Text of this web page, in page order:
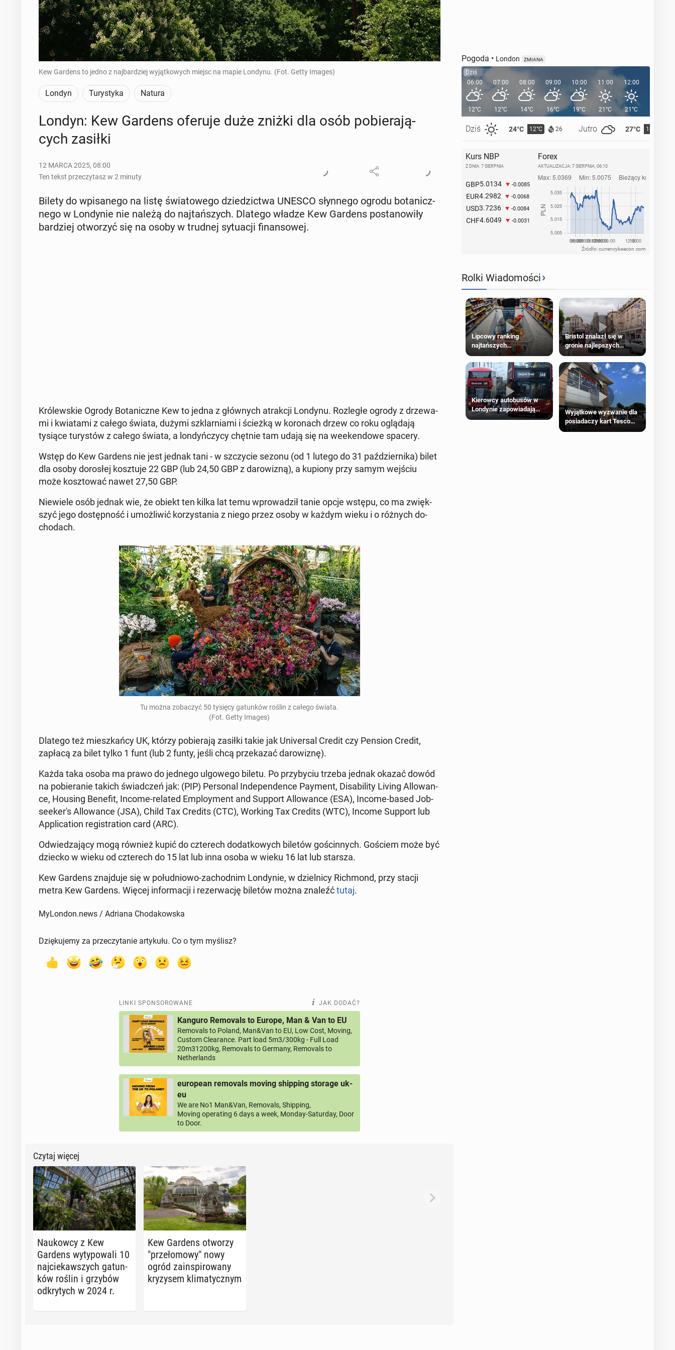
Kew Gardens to jedno z najbardziej wyjątkowych miejsc na mapie Londynu. (Fot. Getty Images)
Londyn Turystyka Natura
Londyn: Kew Gardens oferuje duże zniżki dla osób po­bie­ra­ją­
cych zasiłki
12 MARCA 2025, 08:00
Ten tekst przeczytasz w 2 minuty
Bilety do wpi­sa­ne­go na listę świa­to­we­go dzie­dzic­twa UNESCO słyn­ne­go ogrodu bo­ta­nicz­
ne­go w Lon­dy­nie nie należą do naj­tań­szych. Dlatego władze Kew Gardens po­sta­no­wi­ły
bar­dziej otwo­rzyć się na osoby w trudnej sy­tu­acji fi­nan­so­wej.
Kró­lew­skie Ogrody Bo­ta­nicz­ne Kew to jedna z głów­nych atrak­cji Londynu. Roz­le­głe ogrody z drze­wa­
mi i kwia­ta­mi z całego świata, dużymi szklar­nia­mi i ścieżką w ko­ro­nach drzew co roku oglą­da­ją
tysiące tu­ry­stów z całego świata, a lon­dyń­czy­cy chętnie tam udają się na week­en­do­we spacery.
Wstęp do Kew Gardens nie jest jednak tani - w szczy­cie sezonu (od 1 lutego do 31 paź­dzier­ni­ka) bilet
dla osoby do­ro­słej kosz­tu­je 22 GBP (lub 24,50 GBP z da­ro­wi­zną), a kupiony przy samym wejściu
może kosz­to­wać nawet 27,50 GBP.
Nie­wie­le osób jednak wie, że obiekt ten kilka lat temu wpro­wa­dził tanie opcje wstępu, co ma zwięk­
szyć jego do­stęp­ność i umoż­li­wić ko­rzy­sta­nia z niego przez osoby w każdym wieku i o różnych do­
cho­dach.
Tu można zo­ba­czyć 50 tysięcy ga­tun­ków roślin z całego świata.
(Fot. Getty Images)
Dlatego też miesz­kań­cy UK, którzy po­bie­ra­ją zasiłki takie jak Uni­ver­sal Credit czy Pension Credit,
zapłacą za bilet tylko 1 funt (lub 2 funty, jeśli chcą prze­ka­zać da­ro­wi­znę).
Każda taka osoba ma prawo do jednego ulgo­we­go biletu. Po przy­by­ciu trzeba jednak okazać dowód
na po­bie­ra­nie takich świad­czeń jak: (PIP) Per­so­nal In­de­pen­den­ce Payment, Di­sa­bi­li­ty Living Al­lo­wan­
ce, Housing Benefit, Income-related Em­ploy­ment and Support Al­lo­wan­ce (ESA), Income-based Job­
se­eke­r's Al­lo­wan­ce (JSA), Child Tax Credits (CTC), Working Tax Credits (WTC), Income Support lub
Ap­pli­ca­tion re­gi­stra­tion card (ARC).
Od­wie­dza­ją­cy mogą również kupić do czte­rech do­dat­ko­wych biletów go­ścin­nych. Gościem może być
dziecko w wieku od czte­rech do 15 lat lub inna osoba w wieku 16 lat lub starsza.
Kew Gardens znaj­du­je się w po­łu­dnio­wo-za­chod­nim Lon­dy­nie, w dziel­ni­cy Rich­mond, przy stacji
metra Kew Gardens. Więcej in­for­ma­cji i re­zer­wa­cję biletów można znaleźćtutaj.
MyLondon.news / Adriana Chodakowska
Dziękujemy za przeczytanie artykułu. Co o tym myślisz?
LINKI SPONSOROWANE JAK DODAĆ?
Kanguro Removals to Europe, Man & Van to EU
Removals to Poland, Man&Van to EU, Low Cost, Moving,
Custom Clearance. Part load 5m3/300kg - Full Load
20m31200kg, Removals to Germany, Removals to
Netherlands
european removals moving shipping storage uk-
eu
We are No1 Man&Van, Removals, Shipping,
Moving operating 6 days a week, Monday-Saturday, Door
to Door.
Czytaj więcej
Na­ukow­cy z Kew
Gardens wy­ty­po­wa­li 10
naj­cie­kaw­szych ga­tun­
ków roślin i grzybów
od­kry­tych w 2024 r.
Kew Gardens otworzy
"prze­ło­mo­wy" nowy
ogród za­in­spi­ro­wa­ny
kry­zy­sem kli­ma­tycz­nym
Pogoda • London ZMIANA
Dziś
06:00
12°C
Dziś 24°C 12°C 26 Jutro 27°C 14°C
07:00
12°C
08:00
14°C
09:00
16°C
10:00
19°C
11:00
21°C
12:00
21°C
Kurs NBP
Z DNIA: 7 SIERPNIA
GBP5.0134 -0.0085
EUR4.2982 -0.0068
USD3.7236 -0.0084
CHF4.6049 -0.0031
Forex
AKTUALIZACJA: 7 SIERPNIA, 06:10
Źródło: currencybeacon.com
Rolki Wiadomości›
Lipcowy ranking
najtańszych
supermarketów
Bristol znalazł się w
gronie najlepszych
kierunków podróży na
świecie
Kierowcy autobusów w
Londynie zapowiadają
strajki
Wyjątkowe wyzwanie dla
posiadaczy kart Tesco
Clubcard!